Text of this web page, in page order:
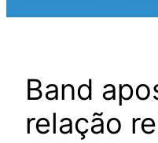
Band
relação